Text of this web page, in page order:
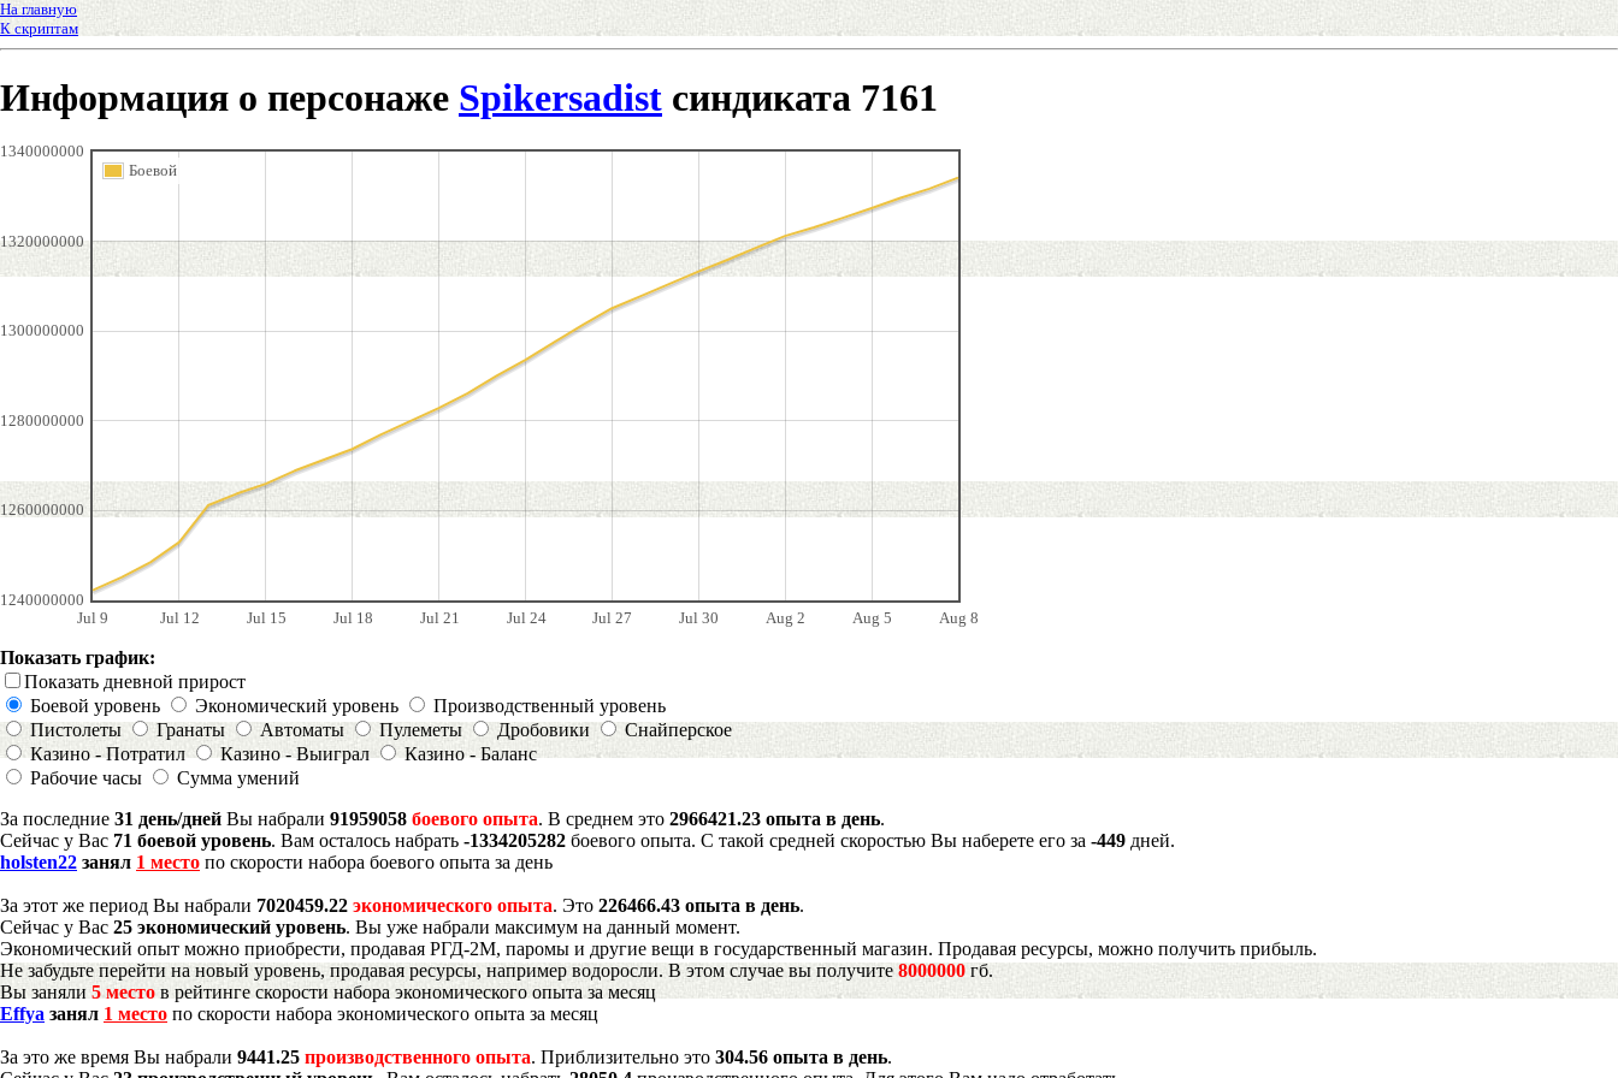
На главную
К скриптам
Информация о персонаже Spikersadist синдиката 7161
Jul 9 Jul 12 Jul 15 Jul 18 Jul 21 Jul 24 Jul 27 Jul 30 Aug 2 Aug 5 Aug 8
1240000000
1260000000
1280000000
1300000000
1320000000
1340000000
Боевой
Показать график:
Показать дневной прирост
Боевой уровень
Экономический уровень
Производственный уровень
Пистолеты
Гранаты Автоматы Пулеметы Дробовики
Снайперское
Казино - Потратил
Казино - Выиграл
Казино - Баланс
Рабочие часы
Сумма умений
За последние 31 день/дней Вы набрали 91959058 боевого опыта. В среднем это 2966421.23 опыта в день.
Сейчас у Вас 71 боевой уровень. Вам осталось набрать -1334205282 боевого опыта. С такой средней скоростью Вы наберете его за -449 дней.
holsten22 занял 1 место по скорости набора боевого опыта за день
За этот же период Вы набрали 7020459.22 экономического опыта. Это 226466.43 опыта в день.
Сейчас у Вас 25 экономический уровень. Вы уже набрали максимум на данный момент.
Экономический опыт можно приобрести, продавая РГД-2М, паромы и другие вещи в государственный магазин. Продавая ресурсы, можно получить прибыль.
Не забудьте перейти на новый уровень, продавая ресурсы, например водоросли. В этом случае вы получите 8000000 гб.
Вы заняли 5 место в рейтинге скорости набора экономического опыта за месяц
Effya занял 1 место по скорости набора экономического опыта за месяц
За это же время Вы набрали 9441.25 производственного опыта. Приблизительно это 304.56 опыта в день.